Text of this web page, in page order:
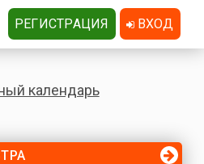
календарь
РЕГИСТРАЦИЯ ВХОД